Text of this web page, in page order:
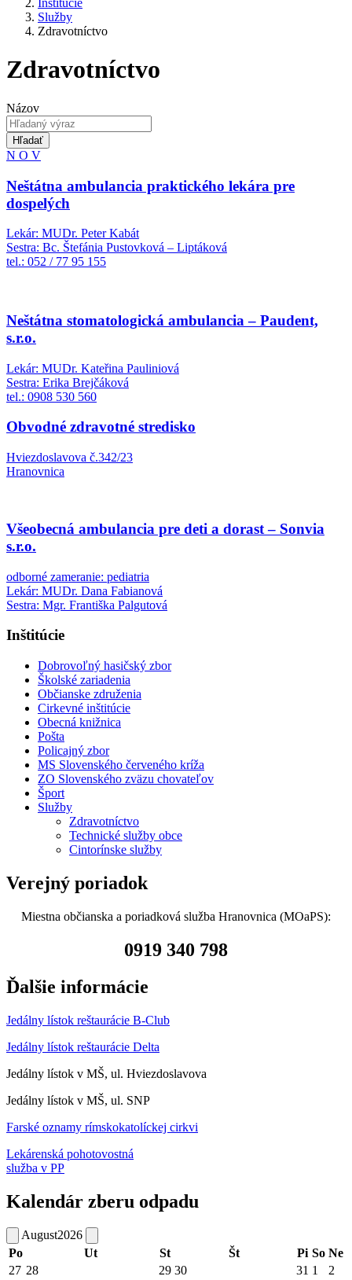
Inštitúcie
Služby
Zdravotníctvo
Zdravotníctvo
Názov
Hľadať
N O V
Neštátna ambulancia praktického lekára pre
dospelých
Lekár: MUDr. Peter Kabát
Sestra: Bc. Štefánia Pustovková – Liptáková
tel.: 052 / 77 95 155
Neštátna stomatologická ambulancia – Paudent,
s.r.o.
Lekár: MUDr. Kateřina Pauliniová
Sestra: Erika Brejčáková
tel.: 0908 530 560
Obvodné zdravotné stredisko
Hviezdoslavova č.342/23
Hranovnica
Všeobecná ambulancia pre deti a dorast – Sonvia
s.r.o.
odborné zameranie: pediatria
Lekár: MUDr. Dana Fabianová
Sestra: Mgr. Františka Palgutová
Inštitúcie
Dobrovoľný hasičský zbor
Školské zariadenia
Občianske združenia
Cirkevné inštitúcie
Obecná knižnica
Pošta
Policajný zbor
MS Slovenského červeného kríža
ZO Slovenského zväzu chovateľov
Šport
Služby
Zdravotníctvo
Technické služby obce
Cintorínske služby
Verejný poriadok
Miestna občianska a poriadková služba Hranovnica (MOaPS):
0919 340 798
Ďalšie informácie
Jedálny lístok reštaurácie B-Club
Jedálny lístok reštaurácie Delta
Jedálny lístok v MŠ, ul. Hviezdoslavova
Jedálny lístok v MŠ, ul. SNP
Farské oznamy rímskokatolíckej cirkvi
Lekárenská pohotovostná
služba v PP
Kalendár zberu odpadu
August2026
Po
Ut St Št Pi So Ne
27 28 29 30 31 1 2